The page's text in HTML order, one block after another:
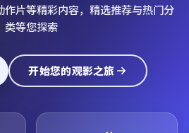
片等精彩内容，精选推荐与热门分
类等您探索
开始您的观影之旅